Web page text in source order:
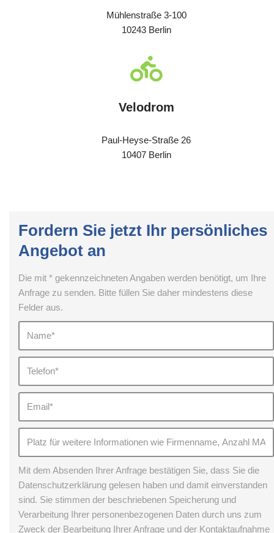
Mühlenstraße 3-100
10243 Berlin
Velodrom
Paul-Heyse-Straße 26
10407 Berlin
Fordern Sie jetzt Ihr persönliches
Angebot an
Die mit * gekennzeichneten Angaben werden benötigt, um Ihre
Anfrage zu senden. Bitte füllen Sie daher mindestens diese
Felder aus.
Mit dem Absenden Ihrer Anfrage bestätigen Sie, dass Sie die
Datenschutzerklärung gelesen haben und damit einverstanden
sind. Sie stimmen der beschriebenen Speicherung und
Verarbeitung Ihrer personenbezogenen Daten durch uns zum
Zweck der Bearbeitung Ihrer Anfrage und der Kontaktaufnahme